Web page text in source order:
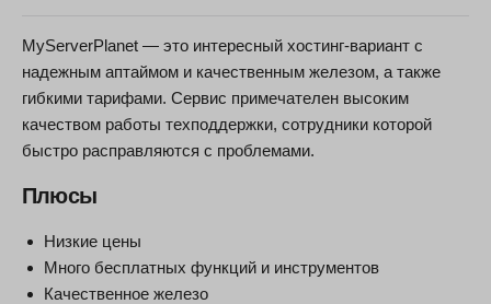
MyServerPlanet — это интересный хостинг-вариант с
надежным аптаймом и качественным железом, а также
гибкими тарифами. Сервис примечателен высоким
качеством работы техподдержки, сотрудники которой
быстро расправляются с проблемами.
Плюсы
Низкие цены
Много бесплатных функций и инструментов
Качественное железо